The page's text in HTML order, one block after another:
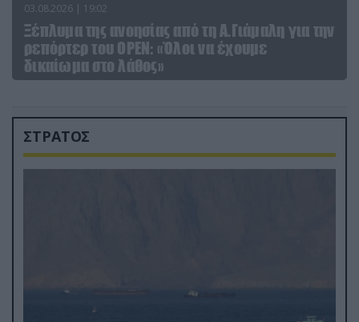
03.08.2026 | 19:02
Ξέπλυμα της ανοησίας από τη Α.Γιάμαλη για την
ρεπόρτερ του ΟΡΕΝ: «Όλοι να έχουμε
δικαίωμα στο λάθος»
ΣΤΡΑΤΟΣ